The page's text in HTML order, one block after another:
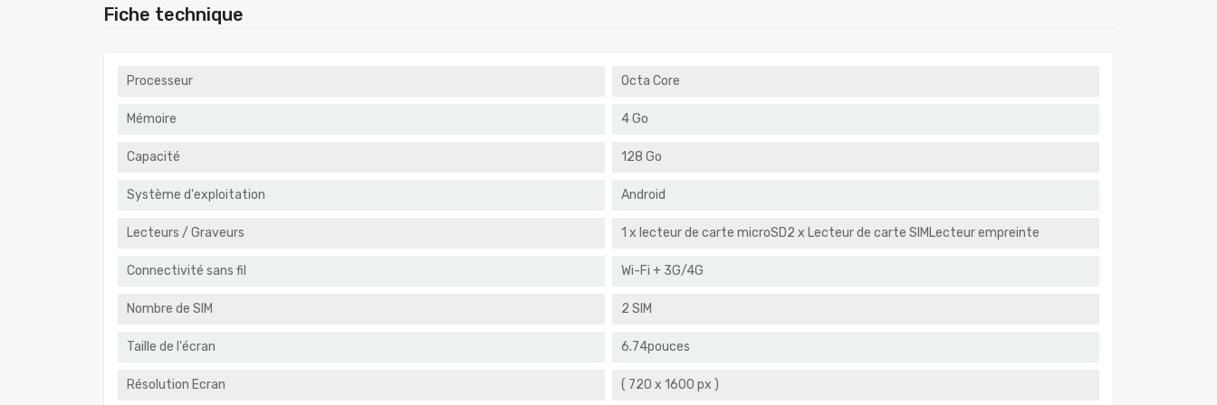
Fiche technique
Processeur Octa Core
Mémoire 4 Go
Capacité 128 Go
Système d'exploitation Android
Lecteurs / Graveurs 1 x lecteur de carte microSD2 x Lecteur de carte SIMLecteur empreinte
Connectivité sans fil Wi-Fi + 3G/4G
Nombre de SIM 2 SIM
Taille de l'écran 6.74pouces
Résolution Ecran ( 720 x 1600 px )